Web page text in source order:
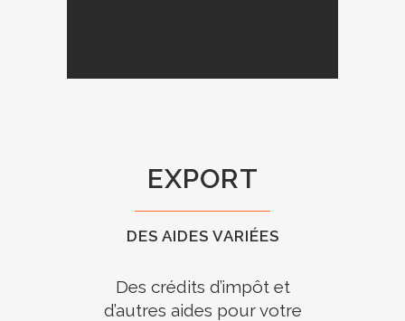
EXPORT
DES AIDES VARIÉES
Des crédits d’impôt et
d’autres aides pour votre